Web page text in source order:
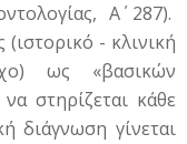
Α΄ 287).
- κλινική
ως «βασικών
στηρίζεται κάθε
διάγνωση γίνεται